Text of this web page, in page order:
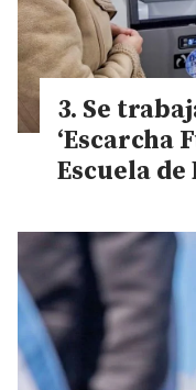
Se
‘Escarcha
Escuela